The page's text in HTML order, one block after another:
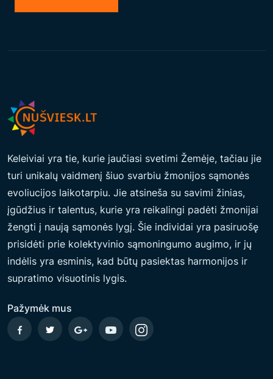
Keleiviai yra tie, kurie jaučiasi svetimi Žemėje, tačiau jie
turi unikalų vaidmenį šiuo svarbiu žmonijos sąmonės
evoliucijos laikotarpiu. Jie atsineša su savimi žinias,
įgūdžius ir talentus, kurie yra reikalingi padėti žmonijai
žengti į naują sąmonės lygį. Šie individai yra pasiruošę
prisidėti prie kolektyvinio sąmoningumo augimo, ir jų
indėlis yra esminis, kad būtų pasiektas harmonijos ir
supratimo visuotinis lygis.
Pažymėk mus